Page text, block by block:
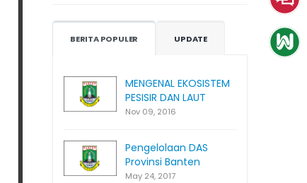
BERITA POPULER UPDATE
MENGENAL EKOSISTEM
PESISIR DAN LAUT
Nov 09, 2016
Pengelolaan DAS
Provinsi Banten
May 24, 2017